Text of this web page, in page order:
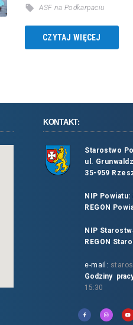
ASF na Podkarpaciu
CZYTAJ WIĘCEJ
KONTAKT:
Starostwo
ul.
35-959
NIP Powiatu:
REGON
NIP
REGON
e-mail:
Godziny
15:30